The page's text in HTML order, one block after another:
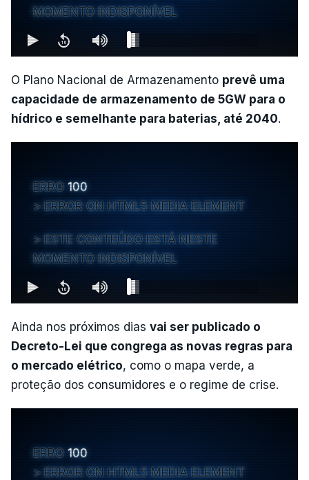
MOMENTO INDISPONÍVEL
O Plano Nacional de Armazenamento prevê uma
capacidade de armazenamento de 5GW para o
hídrico e semelhante para baterias, até 2040.
ERRO 100
ERROR ON HTML5 MEDIA ELEMENT
ESTE CONTEÚDO ESTÁ NESTE
MOMENTO INDISPONÍVEL
Ainda nos próximos dias vai ser publicado o
Decreto-Lei que congrega as novas regras para
o mercado elétrico, como o mapa verde, a
proteção dos consumidores e o regime de crise.
ERRO 100
ERROR ON HTML5 MEDIA ELEMENT